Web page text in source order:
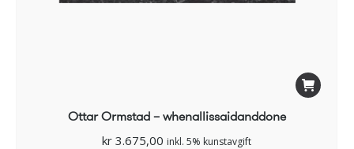
Ottar Ormstad – whenallissaidanddone
kr 3.675,00 inkl. 5% kunstavgift